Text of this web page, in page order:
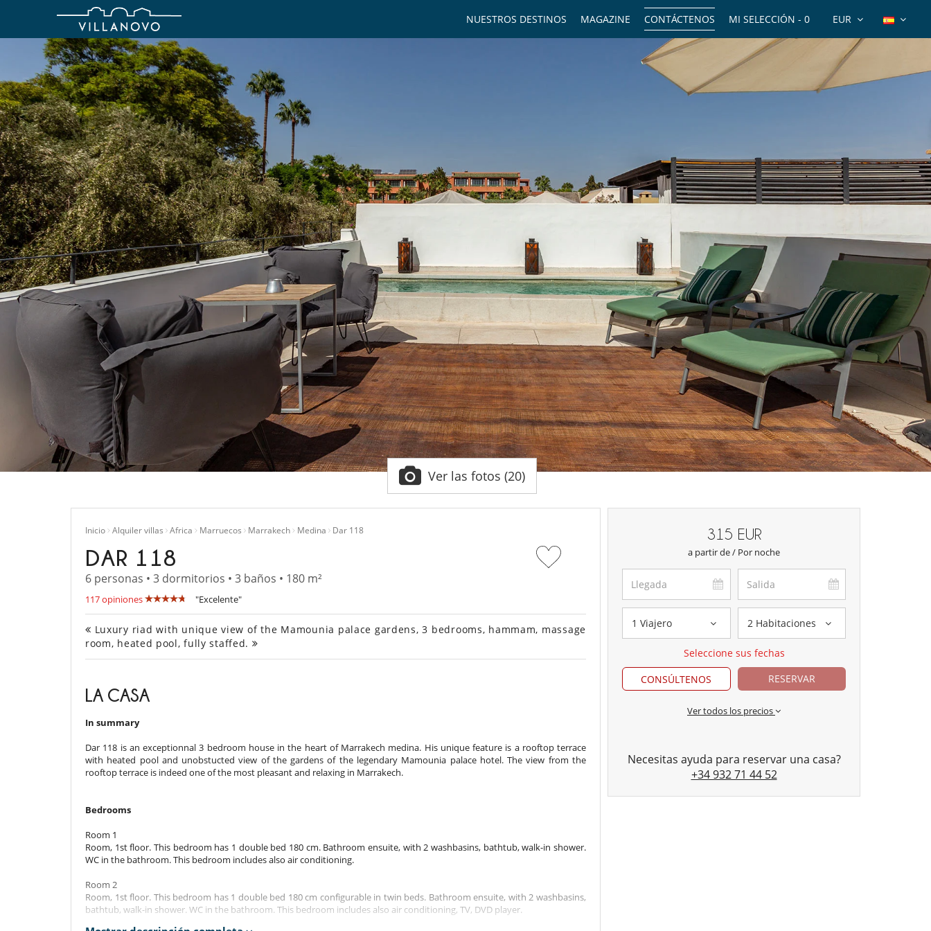
EUR
MI SELECCIÓN - 0
CONTÁCTENOS
MAGAZINE
NUESTROS DESTINOS
Ver las fotos (20)
Inicio Alquiler villas Africa Marruecos Marrakech Medina Dar 118
DAR 118
6 personas • 3 dormitorios • 3 baños • 180 m²
117 opiniones "Excelente"
Luxury riad with unique view of the Mamounia palace gardens, 3 bedrooms, hammam, massage
room, heated pool, fully staffed.
LA CASA
In summary
Dar 118 is an exceptionnal 3 bedroom house in the heart of Marrakech medina. His unique feature is a rooftop terrace
with heated pool and unobstucted view of the gardens of the legendary Mamounia palace hotel. The view from the
rooftop terrace is indeed one of the most pleasant and relaxing in Marrakech.
Bedrooms
Room 1
Room, 1st floor. This bedroom has 1 double bed 180 cm. Bathroom ensuite, with 2 washbasins, bathtub, walk-in shower.
WC in the bathroom. This bedroom includes also air conditioning.
Room 2
Room, 1st floor. This bedroom has 1 double bed 180 cm configurable in twin beds. Bathroom ensuite, with 2 washbasins,
bathtub, walk-in shower. WC in the bathroom. This bedroom includes also air conditioning, TV, DVD player.
315 EUR
a partir de / Por noche
1 Viajero 2 Habitaciones
Seleccione sus fechas
CONSÚLTENOS
RESERVAR
Ver todos los precios
Necesitas ayuda para reservar una casa?
+34 932 71 44 52